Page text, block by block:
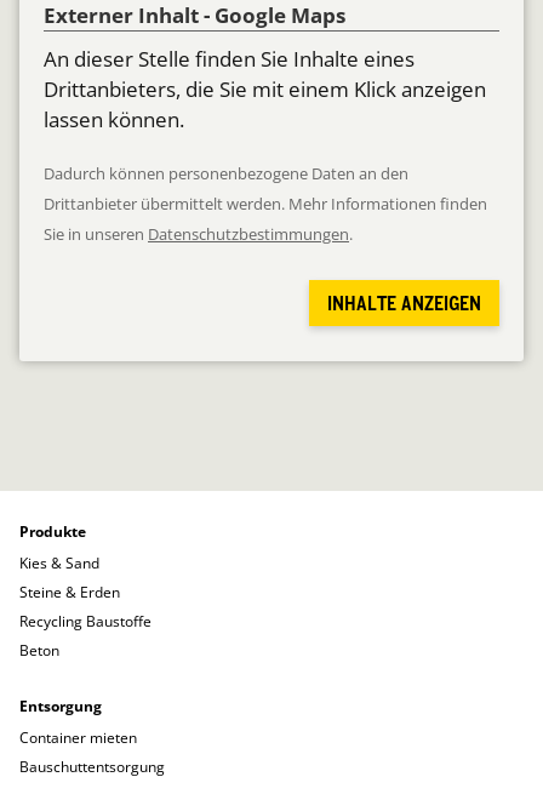
Externer Inhalt - Google Maps
An dieser Stelle finden Sie Inhalte eines
Drittanbieters, die Sie mit einem Klick anzeigen
lassen können.
Dadurch können personenbezogene Daten an den
Drittanbieter übermittelt werden. Mehr Informationen finden
Sie in unseren Datenschutzbestimmungen.
INHALTE ANZEIGEN
Produkte
Kies & Sand
Steine & Erden
Recycling Baustoffe
Beton
Entsorgung
Container mieten
Bauschuttentsorgung